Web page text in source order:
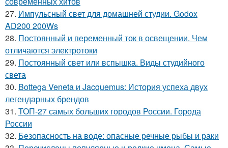
27. Импульсный свет для домашней студии. Godox
AD200 200Ws
28. Постоянный и переменный ток в освещении. Чем
отличаются электротоки
29. Постоянный свет или вспышка. Виды студийного
света
30. Bottega Veneta и Jacquemus: История успеха двух
легендарных брендов
31. ТОП-27 самых больших городов России. Города
России
32. Безопасность на воде: опасные речные рыбы и раки